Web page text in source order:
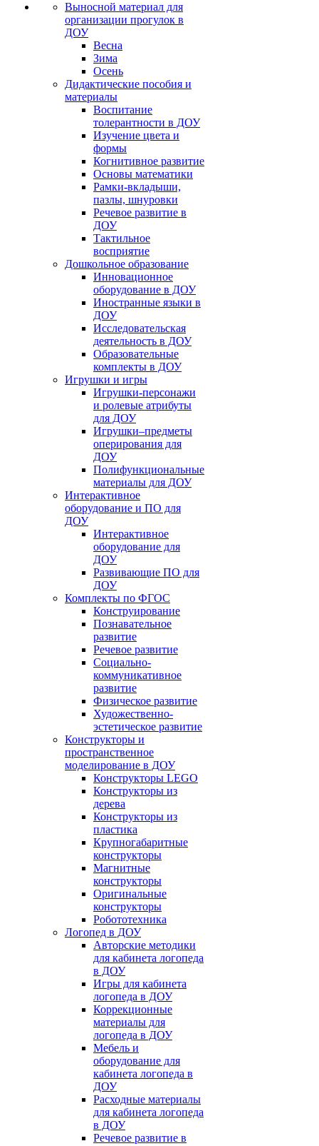
Выносной материал для
организации прогулок в
ДОУ
Весна
Зима
Осень
Дидактические пособия и
материалы
Воспитание
толерантности в ДОУ
Изучение цвета и
формы
Когнитивное развитие
Основы математики
Рамки-вкладыши,
пазлы, шнуровки
Речевое развитие в
ДОУ
Тактильное
восприятие
Дошкольное образование
Инновационное
оборудование в ДОУ
Иностранные языки в
ДОУ
Исследовательская
деятельность в ДОУ
Образовательные
комплекты в ДОУ
Игрушки и игры
Игрушки-персонажи
и ролевые атрибуты
для ДОУ
Игрушки–предметы
оперирования для
ДОУ
Полифункциональные
материалы для ДОУ
Интерактивное
оборудование и ПО для
ДОУ
Интерактивное
оборудование для
ДОУ
Развивающие ПО для
ДОУ
Комплекты по ФГОС
Конструирование
Познавательное
развитие
Речевое развитие
Социально-
коммуникативное
развитие
Физическое развитие
Художественно-
эстетическое развитие
Конструкторы и
пространственное
моделирование в ДОУ
Конструкторы LEGO
Конструкторы из
дерева
Конструкторы из
пластика
Крупногабаритные
конструкторы
Магнитные
конструкторы
Оригинальные
конструкторы
Робототехника
Логопед в ДОУ
Авторские методики
для кабинета логопеда
в ДОУ
Игры для кабинета
логопеда в ДОУ
Коррекционные
материалы для
логопеда в ДОУ
Мебель и
оборудование для
кабинета логопеда в
ДОУ
Расходные материалы
для кабинета логопеда
в ДОУ
Речевое развитие в